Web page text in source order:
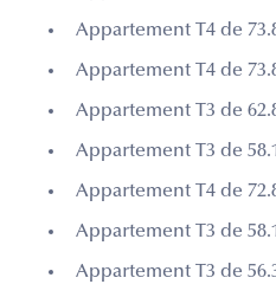
Appartement T4 de
Appartement T4 de
Appartement T3 de
Appartement T3 de
Appartement T4 de
Appartement T3 de
Appartement T3 de